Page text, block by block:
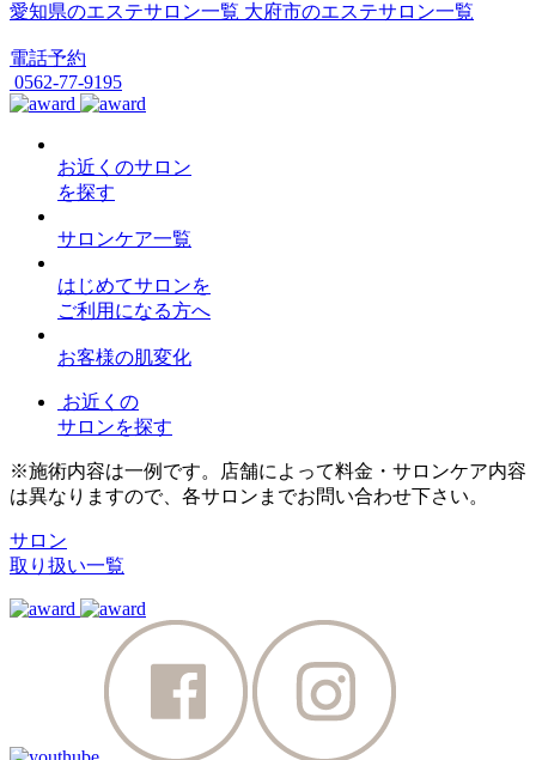
愛知県のエステサロン一覧 大府市のエステサロン一覧
電話予約
0562-77-9195
お近くのサロン
を探す
サロンケア一覧
はじめてサロンを
ご利用になる方へ
お客様の肌変化
お近くの
サロンを探す
※施術内容は一例です。店舗によって料金・サロンケア内容
は異なりますので、各サロンまでお問い合わせ下さい。
サロン
取り扱い一覧